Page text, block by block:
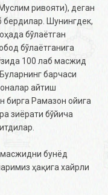
ривояти), деган
Шунингдек,
бўлаётган
бўлаётганига
100 лаб масжид
барчаси
айтиш
бирга Рамазон ойига
зиёрати бўйича
бунёд
ҳақига хайрли